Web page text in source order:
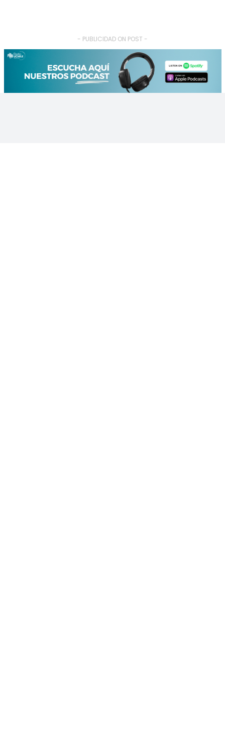
- PUBLICIDAD ON POST -